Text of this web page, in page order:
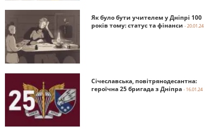
Як було бути учителем у Дніпрі 100
років тому: статус та фінанси - 20.01.24
Січеславська, повітрянодесантна:
героїчна 25 бригада з Дніпра - 16.01.24